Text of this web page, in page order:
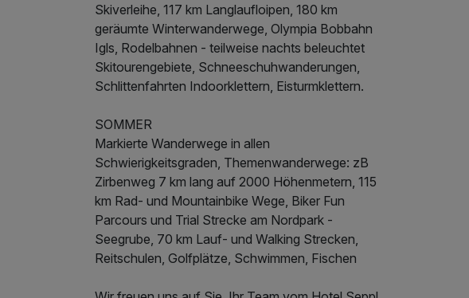
Skiverleihe, 117 km Langlaufloipen, 180 km
geräumte Winterwanderwege, Olympia Bobbahn
Igls, Rodelbahnen - teilweise nachts beleuchtet
Skitourengebiete, Schneeschuhwanderungen,
Schlittenfahrten Indoorklettern, Eisturmklettern.
SOMMER
Markierte Wanderwege in allen
Schwierigkeitsgraden, Themenwanderwege: zB
Zirbenweg 7 km lang auf 2000 Höhenmetern, 115
km Rad- und Mountainbike Wege, Biker Fun
Parcours und Trial Strecke am Nordpark -
Seegrube, 70 km Lauf- und Walking Strecken,
Reitschulen, Golfplätze, Schwimmen, Fischen